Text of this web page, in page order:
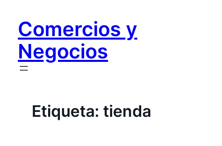
contenido
Comercios y
Negocios
Etiqueta: tienda